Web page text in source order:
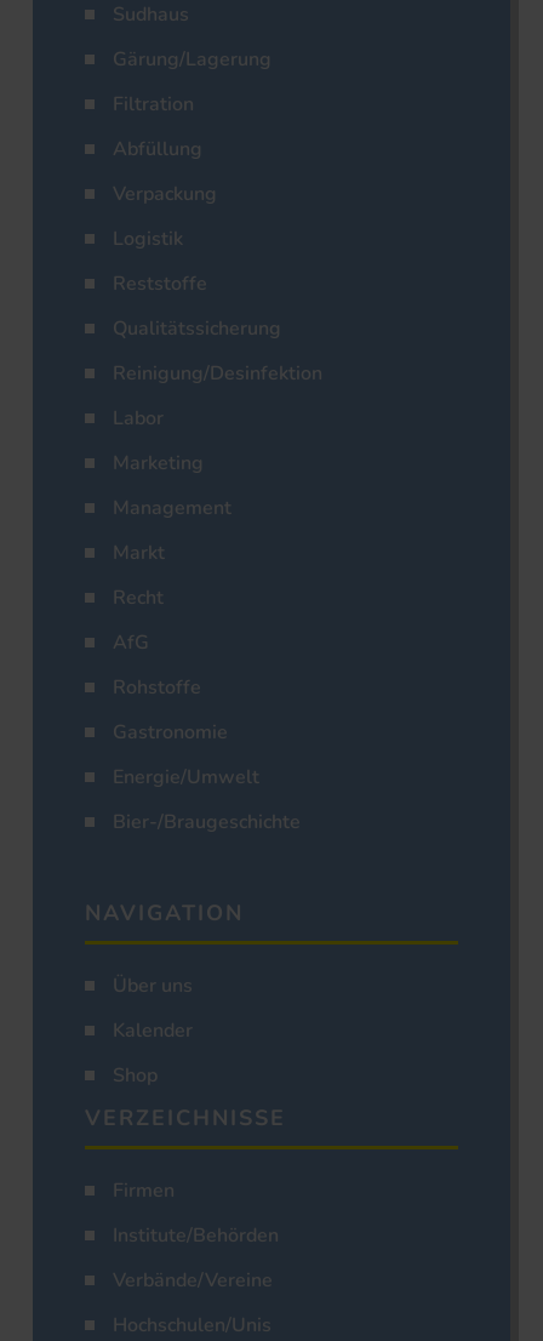
Sudhaus
Gärung/Lagerung
Filtration
Abfüllung
Verpackung
Logistik
Reststoffe
Qualitätssicherung
Reinigung/Desinfektion
Labor
Marketing
Management
Markt
Recht
AfG
Rohstoffe
Gastronomie
Energie/Umwelt
Bier-/Braugeschichte
NAVIGATION
Über uns
Kalender
Shop
VERZEICHNISSE
Firmen
Institute/Behörden
Verbände/Vereine
Hochschulen/Unis